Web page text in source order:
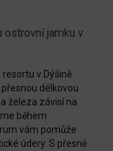
ostrovní jamku v
v Dýšině
délkovou
železa závisí na
během
vám pomůže
údery. S přesně